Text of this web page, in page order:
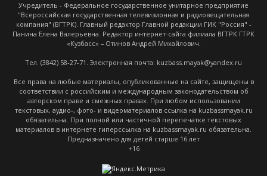
Учредитель - Федеральное государственное унитарное предприятие
"Всероссийская государственная телевизионная и радиовещательная
компания" (ВГТРК). Главный редактор Главной редакции ГИК "Россия" -
Панина Елена Валерьевна. Редактор интернет-сайта филиала ВГТРК ГТРК
«Кузбасс» – Отинов Андрей Михайлович.
Тел. (3842) 58-27-71. Электронная почта: kuzbass.mayak@yandex.ru
Все права на любые материалы, опубликованные на сайте, защищены в
соответствии с российским и международным законодательством об
авторском праве и смежных правах. При любом использовании
текстовых, аудио-, фото- и видеоматериалов ссылка на kuzbassmayak.ru
обязательна. При полной или частичной перепечатке текстовых
материалов в интернете гиперссылка на kuzbassmayak.ru обязательна.
Предназначено для детей старше 16 лет
+16